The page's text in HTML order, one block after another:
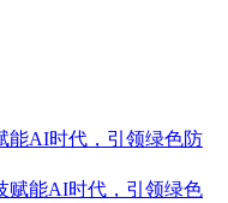
能AI时代，引领绿色防